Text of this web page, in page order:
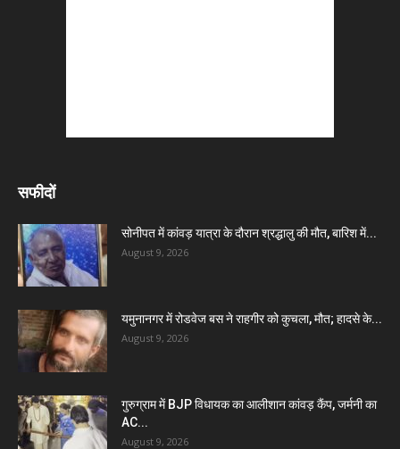
सफीदों
सोनीपत में कांवड़ यात्रा के दौरान श्रद्धालु की मौत, बारिश में...
August 9, 2026
यमुनानगर में रोडवेज बस ने राहगीर को कुचला, मौत; हादसे के...
August 9, 2026
गुरुग्राम में BJP विधायक का आलीशान कांवड़ कैंप, जर्मनी का
AC...
August 9, 2026